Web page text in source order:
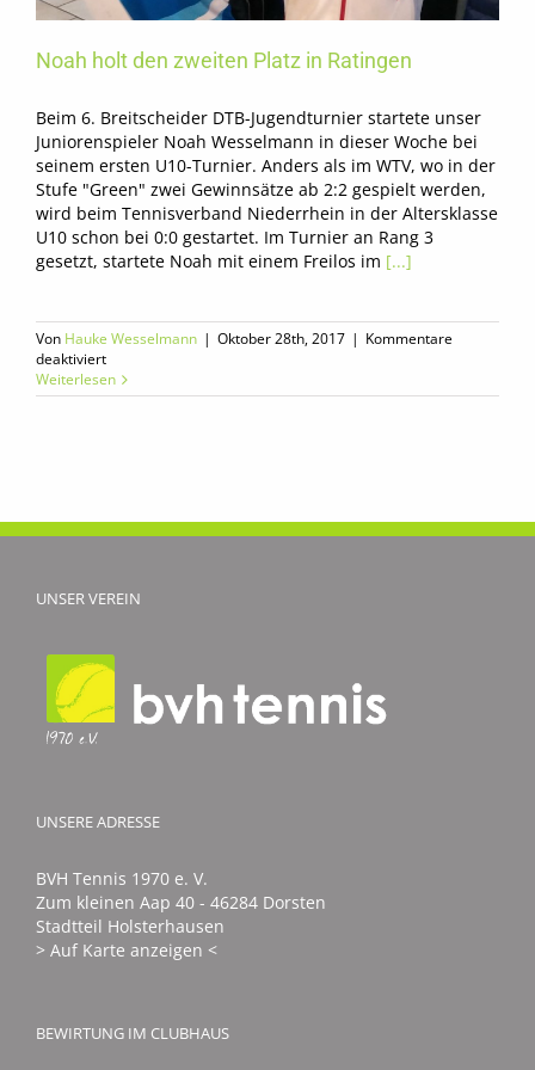
Noah holt den zweiten Platz in Ratingen
Beim 6. Breitscheider DTB-Jugendturnier startete unser
Juniorenspieler Noah Wesselmann in dieser Woche bei
seinem ersten U10-Turnier. Anders als im WTV, wo in der
Stufe "Green" zwei Gewinnsätze ab 2:2 gespielt werden,
wird beim Tennisverband Niederrhein in der Altersklasse
U10 schon bei 0:0 gestartet. Im Turnier an Rang 3
gesetzt, startete Noah mit einem Freilos im [...]
Von Hauke Wesselmann | Oktober 28th, 2017 | Kommentare
deaktiviertfür
Noah
holt
Weiterlesen
UNSER VEREIN
UNSERE ADRESSE
BVH Tennis 1970 e. V.
Zum kleinen Aap 40 - 46284 Dorsten
Stadtteil Holsterhausen
> Auf Karte anzeigen <
BEWIRTUNG IM CLUBHAUS